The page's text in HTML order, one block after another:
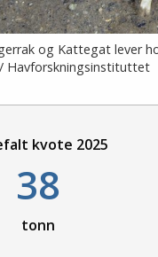
og Kattegat lever
Havforskningsinstituttet
kvote 2025
38
tonn